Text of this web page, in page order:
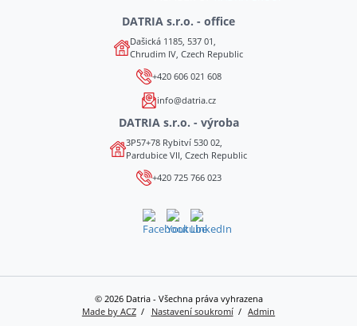
DATRIA s.r.o. - office
Dašická 1185, 537 01,
Chrudim IV, Czech Republic
+420 606 021 608
info@datria.cz
DATRIA s.r.o. - výroba
3P57+78 Rybitví 530 02,
Pardubice VII, Czech Republic
+420 725 766 023
© 2026 Datria - Všechna práva vyhrazena
Made by ACZ
Nastavení soukromí Admin